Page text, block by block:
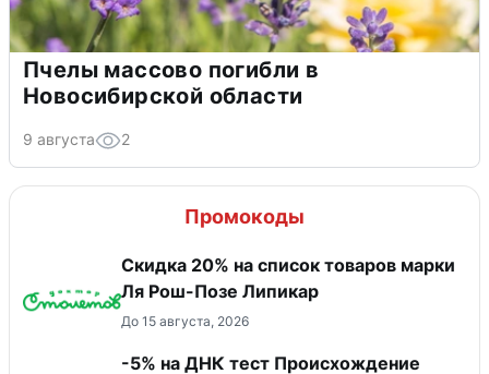
Пчелы массово погибли в
Новосибирской области
9 августа 2
Промокоды
Скидка 20% на список товаров марки
Ля Рош-Позе Липикар
До 15 августа, 2026
-5% на ДНК тест Происхождение